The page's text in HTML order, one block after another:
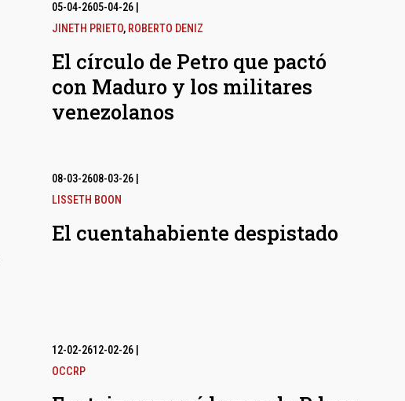
05-04-2605-04-26|
JINETH PRIETO, ROBERTO DENIZ
El círculo de Petro que pactó
con Maduro y los militares
venezolanos
08-03-2608-03-26|
LISSETH BOON
El cuentahabiente despistado
12-02-2612-02-26|
OCCRP